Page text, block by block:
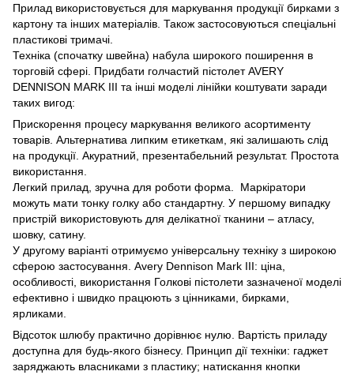
Прилад використовується для маркування продукції бирками з
картону та інших матеріалів. Також застосовуються спеціальні
пластикові тримачі.
Техніка (спочатку швейна) набула широкого поширення в
торговій сфері. Придбати голчастий пістолет AVERY
DENNISON MARK III та інші моделі лінійки коштувати заради
таких вигод:
Прискорення процесу маркування великого асортименту
товарів. Альтернатива липким етикеткам, які залишають слід
на продукції. Акуратний, презентабельний результат. Простота
використання.
Легкий прилад, зручна для роботи форма. Маркіратори
можуть мати тонку голку або стандартну. У першому випадку
пристрій використовують для делікатної тканини – атласу,
шовку, сатину.
У другому варіанті отримуємо універсальну техніку з широкою
сферою застосування. Avery Dennison Mark III: ціна,
особливості, використання Голкові пістолети зазначеної моделі
ефективно і швидко працюють з цінниками, бирками,
ярликами.
Відсоток шлюбу практично дорівнює нулю. Вартість приладу
доступна для будь-якого бізнесу. Принцип дії техніки: гаджет
заряджають власниками з пластику; натискання кнопки